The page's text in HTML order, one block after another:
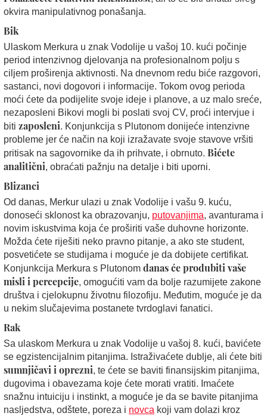
okvira manipulativnog ponašanja.
Bik
Ulaskom Merkura u znak Vodolije u vašoj 10. kući počinje
period intenzivnog djelovanja na profesionalnom polju s
ciljem proširenja aktivnosti. Na dnevnom redu biće razgovori,
sastanci, novi dogovori i informacije. Tokom ovog perioda
moći ćete da podijelite svoje ideje i planove, a uz malo sreće,
nezaposleni Bikovi mogli bi poslati svoj CV, proći intervjue i
biti zaposleni. Konjunkcija s Plutonom donijeće intenzivne
probleme jer će način na koji izražavate svoje stavove vršiti
pritisak na sagovornike da ih prihvate, i obrnuto. Bićete
analitični, obraćati pažnju na detalje i biti uporni.
Blizanci
Od danas, Merkur ulazi u znak Vodolije i vašu 9. kuću,
donoseći sklonost ka obrazovanju, putovanjima, avanturama i
novim iskustvima koja će proširiti vaše duhovne horizonte.
Možda ćete riješiti neko pravno pitanje, a ako ste student,
posvetićete se studijama i moguće je da dobijete certifikat.
Konjunkcija Merkura s Plutonom danas će produbiti vaše
misli i percepcije, omogućiti vam da bolje razumijete zakone
društva i cjelokupnu životnu filozofiju. Međutim, moguće je da
u nekim slučajevima postanete tvrdoglavi fanatici.
Rak
Sa ulaskom Merkura u znak Vodolije u vašoj 8. kući, bavićete
se egzistencijalnim pitanjima. Istraživaćete dublje, ali ćete biti
sumnjičavi i oprezni, te ćete se baviti finansijskim pitanjima,
dugovima i obavezama koje ćete morati vratiti. Imaćete
snažnu intuiciju i instinkt, a moguće je da se bavite pitanjima
nasljedstva, odštete, poreza i novca koji vam dolazi kroz